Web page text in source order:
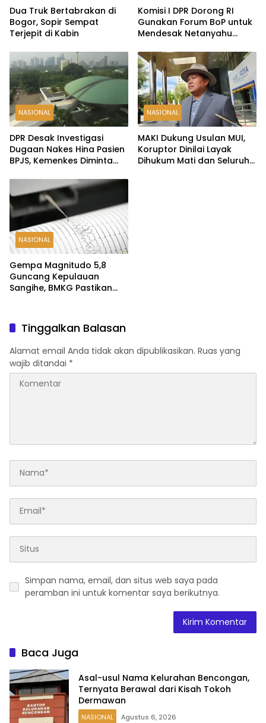
Dua Truk Bertabrakan di
Bogor, Sopir Sempat
Terjepit di Kabin
Komisi I DPR Dorong RI
Gunakan Forum BoP untuk
Mendesak Netanyahu
Gaza
NASIONAL
DPR Desak Investigasi
Dugaan Nakes Hina Pasien
BPJS, Kemenkes Diminta
NASIONAL
MAKI Dukung Usulan MUI,
Koruptor Dinilai Layak
Dihukum Mati dan Seluruh
NASIONAL
Gempa Magnitudo 5,8
Guncang Kepulauan
Sangihe, BMKG Pastikan
Tinggalkan Balasan
Alamat email Anda tidak akan dipublikasikan. Ruas yang
wajib ditandai *
Simpan nama, email, dan situs web saya pada
peramban ini untuk komentar saya berikutnya.
Baca Juga
Asal-usul Nama Kelurahan Bencongan,
Ternyata Berawal dari Kisah Tokoh
Dermawan
NASIONAL Agustus 6, 2026